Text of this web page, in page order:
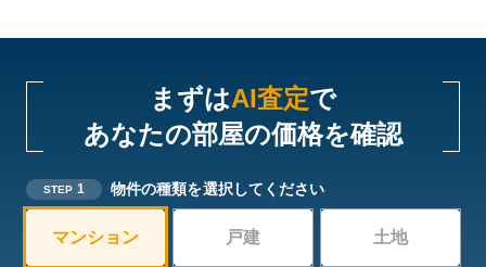
まずはAI査定で
あなたの部屋の価格を確認
STEP 1 物件の種類を選択してください
マンション 戸建 土地